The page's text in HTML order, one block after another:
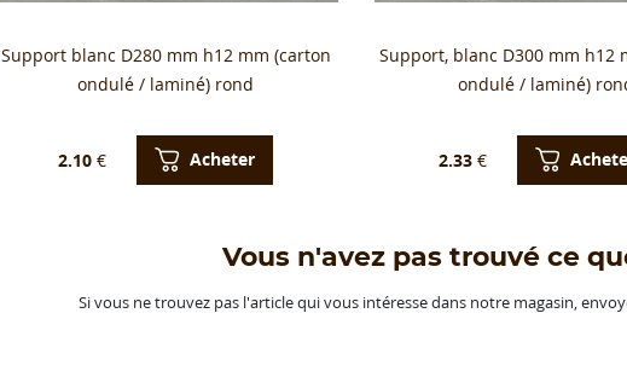
Support blanc D280 mm h12 mm (carton
ondulé / laminé) rond
2.10 € Acheter
Support, blanc D300 mm h12
ondulé / laminé)
2.33 €
Vous n'avez pas trouvé ce
Si vous ne trouvez pas l'article qui vous intéresse dans notre magasin,